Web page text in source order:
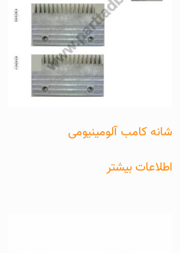
شانه کامب آلومینیومی
اطلاعات بیشتر